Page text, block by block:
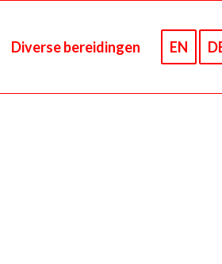
Diverse bereidingen EN